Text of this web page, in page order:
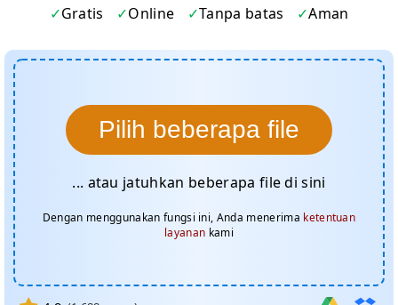
Gratis Online Tanpa batas Aman
Pilih beberapa file
... atau jatuhkan beberapa file di sini
Dengan menggunakan fungsi ini, Anda menerima ketentuan
layanan kami